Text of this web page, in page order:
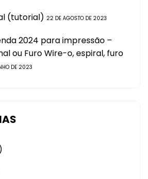
(tutorial) 22 DE AGOSTO DE 2023
2024 para impressão –
ou Furo Wire-o, espiral, furo
DE 2023